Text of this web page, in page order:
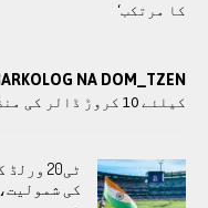
کا مرتکب‘
NA DOM_TZEN
کیلئے 10 کروڑ ڈالر کی منظوری دے دی
ٹی20
کی